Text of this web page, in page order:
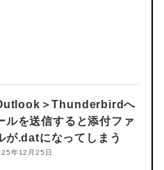
＞Thunderbirdへ
ルを送信すると添付ファ
が.datになってしまう
年12月25日